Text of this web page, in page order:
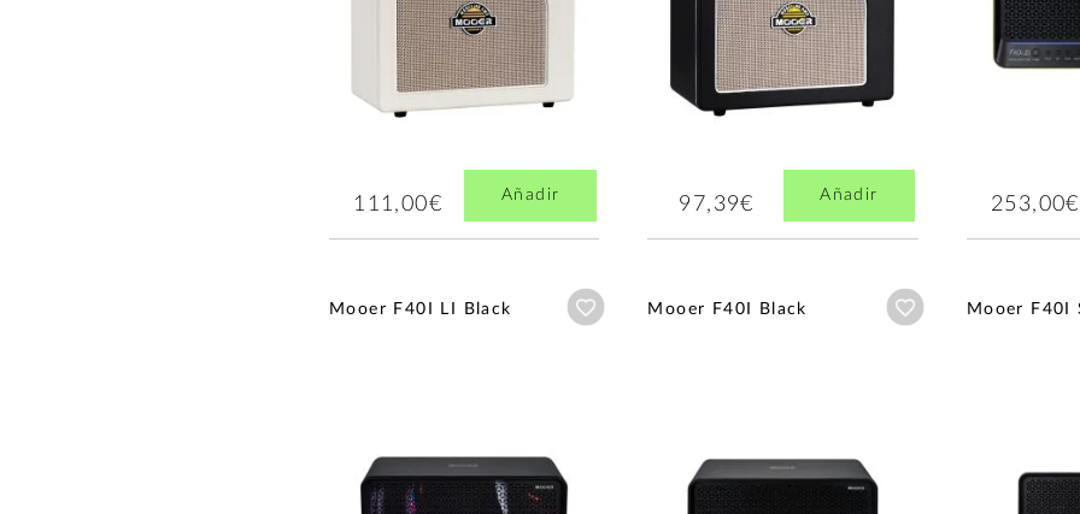
111,00€ Añadir 97,39€ Añadir 253,00€
Mooer F40I LI Black Añadir a wishlist
Mooer F40I Black Añadir a wishlist
Mooer F40I